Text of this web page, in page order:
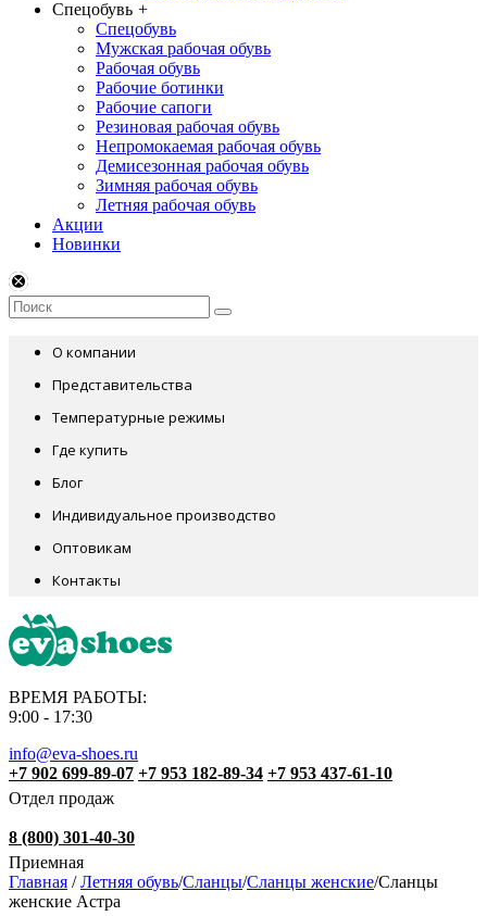
Спецобувь +
Спецобувь
Мужская рабочая обувь
Рабочая обувь
Рабочие ботинки
Рабочие сапоги
Резиновая рабочая обувь
Непромокаемая рабочая обувь
Демисезонная рабочая обувь
Зимняя рабочая обувь
Летняя рабочая обувь
Акции
Новинки
О компании
Представительства
Температурные режимы
Где купить
Блог
Индивидуальное производство
Оптовикам
Контакты
ВРЕМЯ РАБОТЫ:
9:00 - 17:30
info@eva-shoes.ru
+7 902 699-89-07 +7 953 182-89-34 +7 953 437-61-10
Отдел продаж
8 (800) 301-40-30
Приемная
Главная / Летняя обувь/Сланцы/Сланцы женские/Сланцы
женские Астра